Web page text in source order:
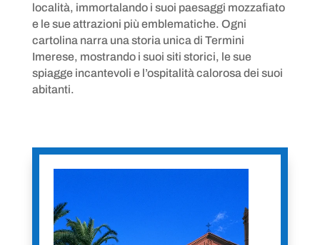
località, immortalando i suoi paesaggi mozzafiato
e le sue attrazioni più emblematiche. Ogni
cartolina narra una storia unica di Termini
Imerese, mostrando i suoi siti storici, le sue
spiagge incantevoli e l’ospitalità calorosa dei suoi
abitanti.